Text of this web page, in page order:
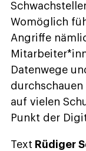
Womöglich
Angriffe
Datenwege
durchschauen
auf vielen
Punkt der
Text Rüdiger